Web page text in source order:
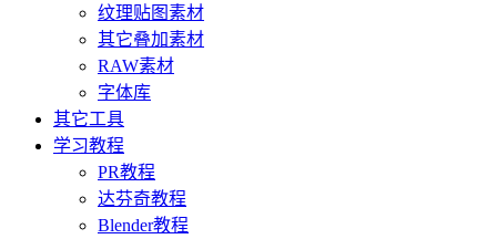
纹理贴图素材
其它叠加素材
RAW素材
字体库
其它工具
学习教程
PR教程
达芬奇教程
Blender教程